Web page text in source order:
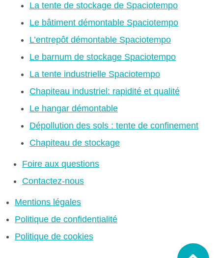
La tente de stockage de Spaciotempo
Le bâtiment démontable Spaciotempo
L’entrepôt démontable Spaciotempo
Le barnum de stockage Spaciotempo
La tente industrielle Spaciotempo
Chapiteau industriel: rapidité et qualité
Le hangar démontable
Dépollution des sols : tente de confinement
Chapiteau de stockage
Foire aux questions
Contactez-nous
Mentions légales
Politique de confidentialité
Politique de cookies